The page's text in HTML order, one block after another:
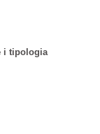
i tipologia